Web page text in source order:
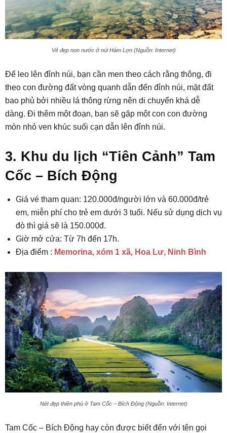
Vẻ đẹp non nước ở núi Hàm Lợn (Nguồn: Internet)
Để leo lên đỉnh núi, bạn cần men theo cách rằng thông, đi
theo con đường đất vòng quanh dẫn đến đỉnh núi, mặt đất
bao phủ bởi nhiều lá thông rừng nên di chuyển khá dễ
dàng. Đi thêm một đoạn, bạn sẽ gặp một con con đường
mòn nhỏ ven khúc suối cạn dẫn lên đỉnh núi.
3. Khu du lịch “Tiên Cảnh” Tam
Cốc – Bích Động
Giá vé tham quan: 120.000đ/người lớn và 60.000đ/trẻ
em, miễn phí cho trẻ em dưới 3 tuổi. Nếu sử dụng dịch vụ
đò thì giá sẽ là 150.000đ.
Giờ mở cửa: Từ 7h đến 17h.
Địa điểm : Memorina, xóm 1 xã, Hoa Lư, Ninh Bình
Nét đẹp thiên phú ở Tam Cốc – Bích Động (Nguồn: Internet)
Tam Cốc – Bích Động hay còn được biết đến với tên gọi